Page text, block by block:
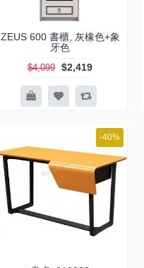
ZEUS 600 書櫃, 灰橡色+象
牙色
$4,099 $2,419
-40%